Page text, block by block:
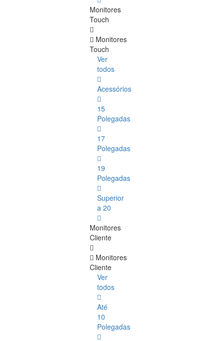
Monitores
Touch
Monitores
Touch
Ver
todos
Acessórios
15
Polegadas
17
Polegadas
19
Polegadas
Superior
a 20
Monitores
Cliente
Monitores
Cliente
Ver
todos
Até
10
Polegadas